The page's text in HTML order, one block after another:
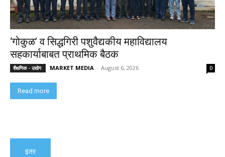
‘गोकुळ’ व सिद्धगिरी पशुवैद्यकीय महाविद्यालय
सहकार्याबाबत प्राथमिक बैठक
शैक्षणिक - उद्योग MARKET MEDIA - August 6, 2026 0
Read more
इतर